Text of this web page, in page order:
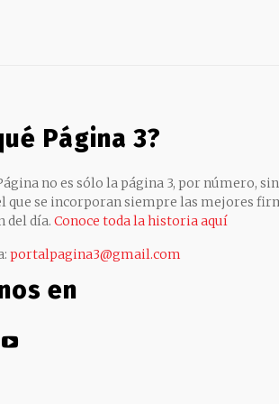
Página 3?
no es sólo la página 3, por número,
que se incorporan siempre las mejores
del día. Conoce toda la historia aquí
portalpagina3@gmail.com
en